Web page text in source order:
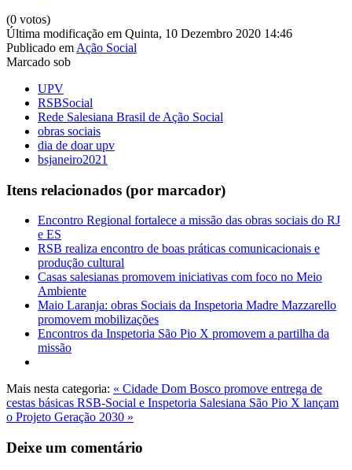
(0 votos)
Última modificação em Quinta, 10 Dezembro 2020 14:46
Publicado em Ação Social
Marcado sob
UPV
RSBSocial
Rede Salesiana Brasil de Ação Social
obras sociais
dia de doar upv
bsjaneiro2021
Itens relacionados (por marcador)
Encontro Regional fortalece a missão das obras sociais do RJ
e ES
RSB realiza encontro de boas práticas comunicacionais e
produção cultural
Casas salesianas promovem iniciativas com foco no Meio
Ambiente
Maio Laranja: obras Sociais da Inspetoria Madre Mazzarello
promovem mobilizações
Encontros da Inspetoria São Pio X promovem a partilha da
missão
Mais nesta categoria: « Cidade Dom Bosco promove entrega de
cestas básicas RSB-Social e Inspetoria Salesiana São Pio X lançam
o Projeto Geração 2030 »
Deixe um comentário